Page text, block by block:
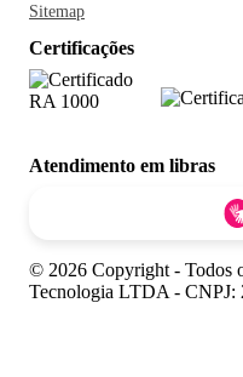
Sitemap
Certificações
Atendimento em libras
© 2026 Copyright - Todos
Tecnologia LTDA - CNPJ: